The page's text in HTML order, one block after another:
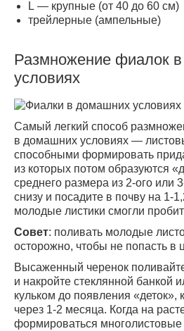
L — крупныe (от 40 до 60 см)
трeйлерные (ампельные)
Размножение фиалок
условиях
Самый легкий способ
в домашних условиях —
способными формировать
из которых потом образуются
среднего размера из 2-ого или
снизу и посадите в почву на 1-
молодые листики смогли
Совет: поливать молодые
осторожно, чтобы не попасть в
Высаженный черенок
и накройте стеклянной банкой
кульком до появления «деток»,
через 1-2 месяца. Когда на
формироваться многолистовые